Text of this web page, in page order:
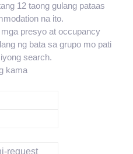
12 taong gulang pataas
na ito.
presyo at occupancy
ng bata sa grupo mo pati
search.
kama
request